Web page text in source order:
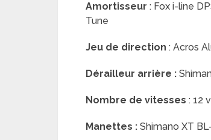
Amortisseur : Fox i-line
Tune
Jeu de direction : Acros
Dérailleur arrière :
Nombre de vitesses : 12
Manettes : Shimano XT